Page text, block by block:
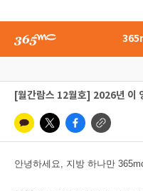
[월간람스 12월호] 2026년 이
안녕하세요, 지방 하나만